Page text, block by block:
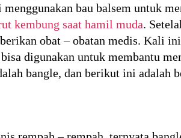
bau balsem untuk
kembung saat hamil muda.
obat – obatan medis. Kali
digunakan untuk membantu
bangle, dan berikut ini adalah